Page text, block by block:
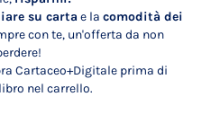
su carta e la comodità dei
con te, un'offerta da non
Cartaceo+Digitale prima di
nel carrello.